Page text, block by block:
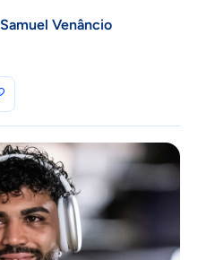
Samuel Venâncio